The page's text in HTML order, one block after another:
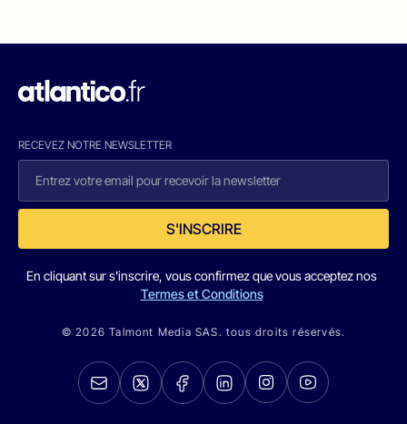
RECEVEZ NOTRE NEWSLETTER
S'INSCRIRE
En cliquant sur s'inscrire, vous confirmez que vous acceptez nos
Termes et Conditions
© 2026 Talmont Media SAS. tous droits réservés.